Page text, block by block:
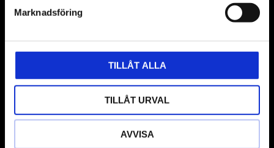
Marknadsföring
TILLÅT ALLA
TILLÅT URVAL
AVVISA